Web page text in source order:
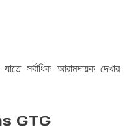
সর্বাধিক আরামদায়ক দেখার
GTG